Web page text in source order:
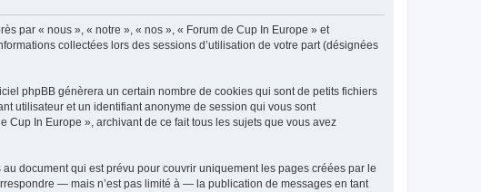
par « nous », « notre », « nos », « Forum de Cup In Europe » et
collectées lors des sessions d’utilisation de votre part (désignées
phpBB génèrera un certain nombre de cookies qui sont de petits fichiers
utilisateur et un identifiant anonyme de session qui vous sont
In Europe », archivant de ce fait tous les sujets que vous avez
document qui est prévu pour couvrir uniquement les pages créées par le
— mais n’est pas limité à — la publication de messages en tant